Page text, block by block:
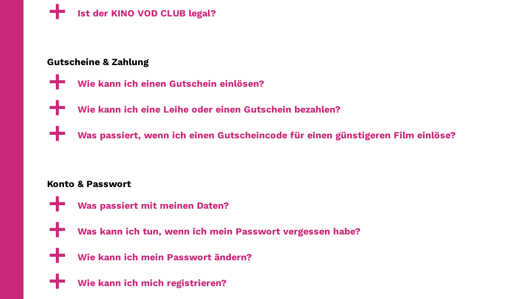
a Ist der KINO VOD CLUB legal?
Gutscheine & Zahlung
a Wie kann ich einen Gutschein einlösen?
a Wie kann ich eine Leihe oder einen Gutschein bezahlen?
a Was passiert, wenn ich einen Gutscheincode für einen günstigeren Film einlöse?
Konto & Passwort
a Was passiert mit meinen Daten?
a Was kann ich tun, wenn ich mein Passwort vergessen habe?
a Wie kann ich mein Passwort ändern?
a Wie kann ich mich registrieren?